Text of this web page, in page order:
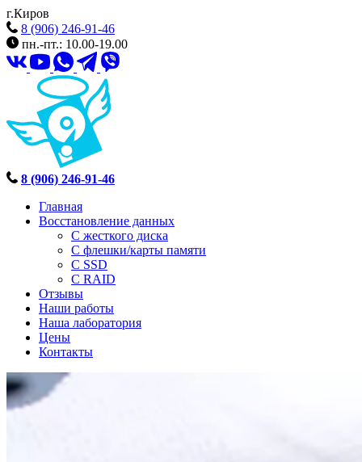
г.Киров
8 (906) 246-91-46
пн.-пт.: 10.00-19.00
8 (906) 246-91-46
Главная
Восстановление данных
С жесткого диска
С флешки/карты памяти
С SSD
С RAID
Отзывы
Наши работы
Наша лаборатория
Цены
Контакты